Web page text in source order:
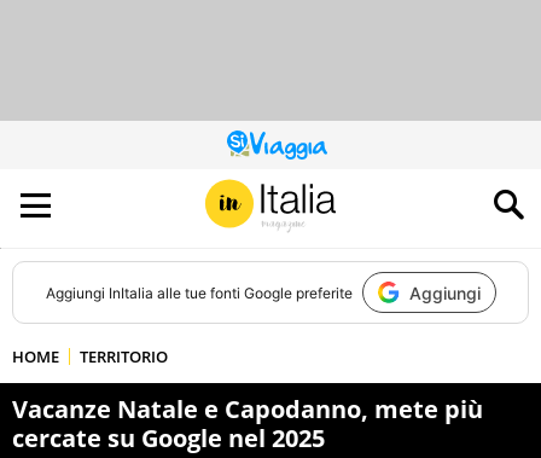
QUESTO
SITO
CONTRIBUISCE
ALL’AUDIENCE
DI
Aggiungi InItalia alle tue fonti Google preferite Aggiungi
HOME TERRITORIO
Vacanze Natale e Capodanno, mete più
cercate su Google nel 2025